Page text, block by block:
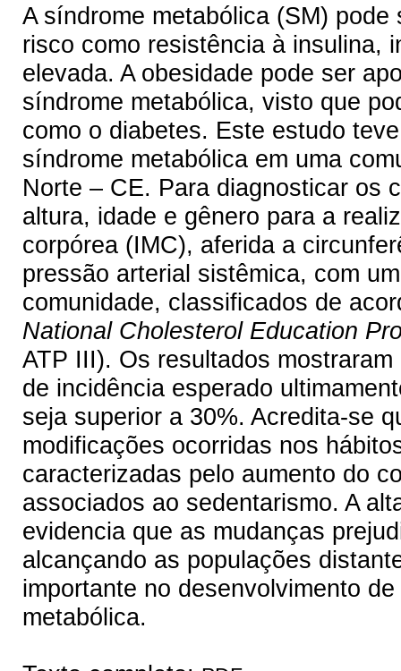
A síndrome metabólica (SM)
risco como resistência à insulina,
elevada. A obesidade pode ser
síndrome metabólica, visto que
como o diabetes. Este estudo
síndrome metabólica em uma
Norte – CE. Para diagnosticar os
altura, idade e gênero para a
corpórea (IMC), aferida a
pressão arterial sistêmica, com
comunidade, classificados de
National Cholesterol Education
ATP III). Os resultados
de incidência esperado
seja superior a 30%. Acredita-se
modificações ocorridas nos
caracterizadas pelo aumento do
associados ao sedentarismo. A
evidencia que as mudanças
alcançando as populações
importante no desenvolvimento
metabólica.